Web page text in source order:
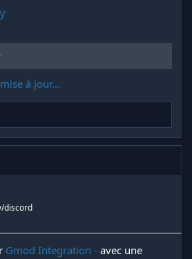
à jour...
discord
Gmod Integration - avec une